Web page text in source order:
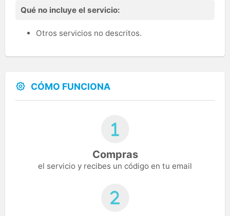
Qué no incluye el servicio:
Otros servicios no descritos.
CÓMO FUNCIONA
Compras
el servicio y recibes un código en tu email